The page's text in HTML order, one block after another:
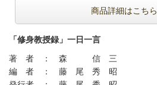
商品詳細はこちら
「修身教授録」一日一言
著 者 ： 森 信 三
編 者 ： 藤 尾 秀 昭